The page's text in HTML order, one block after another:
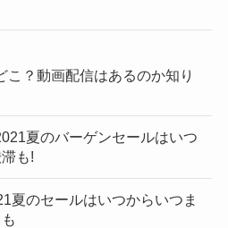
こ？動画配信はあるのか知り
夏のバーゲンセールはいつ
も!
夏のセールはいつからいつま